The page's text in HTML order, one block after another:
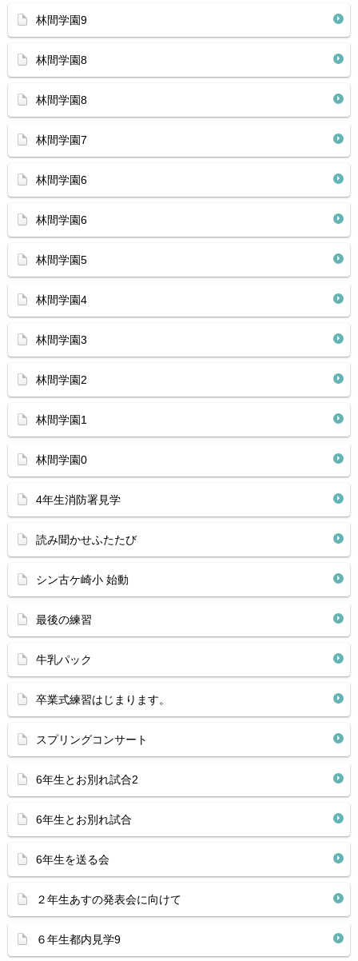
林間学園9
林間学園8
林間学園8
林間学園7
林間学園6
林間学園6
林間学園5
林間学園4
林間学園3
林間学園2
林間学園1
林間学園0
4年生消防署見学
読み聞かせふたたび
シン古ケ崎小 始動
最後の練習
牛乳パック
卒業式練習はじまります。
スプリングコンサート
6年生とお別れ試合2
6年生とお別れ試合
6年生を送る会
２年生あすの発表会に向けて
６年生都内見学9